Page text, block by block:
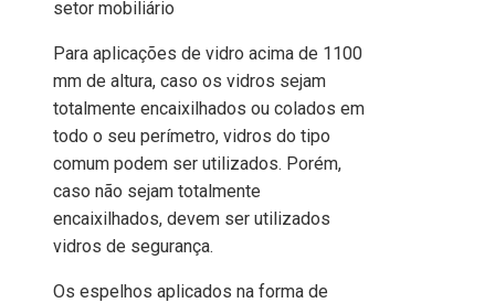
Para aplicações de vidro acima de 1100
mm de altura, caso os vidros sejam
totalmente encaixilhados ou colados em
todo o seu perímetro, vidros do tipo
comum podem ser utilizados. Porém,
caso não sejam totalmente
encaixilhados, devem ser utilizados
vidros de segurança.
Os espelhos aplicados na forma de